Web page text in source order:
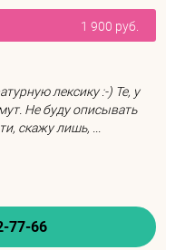
1 900 руб.
лексику :-) Те, у
Не буду описывать
скажу лишь, ...
77-66